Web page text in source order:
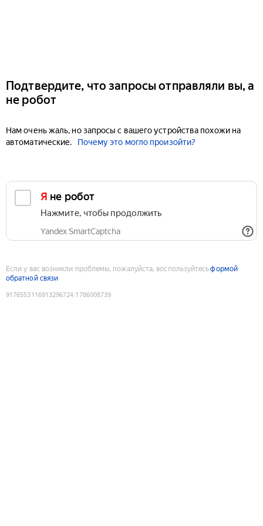
Подтвердите, что запросы отправляли вы, а
не робот
Нам очень жаль, но запросы с вашего устройства похожи на
автоматические.
Почему это могло произойти?
Я не робот
Нажмите, чтобы продолжить
Yandex SmartCaptcha
Если у вас возникли проблемы, пожалуйста, воспользуйтесьформой
обратной связи
9176553116913296724:1786008739